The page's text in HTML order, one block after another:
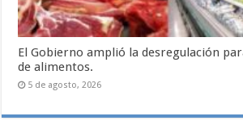
El Gobierno amplió la desregulación
de alimentos.
5 de agosto, 2026